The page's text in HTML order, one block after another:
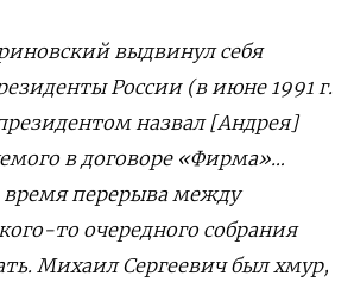
выдвинул себя
России (в июне 1991 г.
назвал [Андрея]
в договоре «Фирма»…
перерыва между
то очередного собрания
Михаил Сергеевич был хмур,